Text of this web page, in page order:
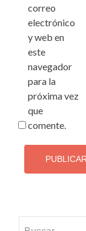
correo
electrónico
y web en
este
navegador
para la
próxima vez
que
comente.